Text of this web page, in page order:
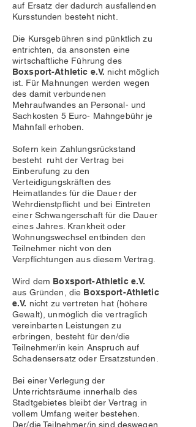
auf Ersatz der dadurch ausfallenden
Kursstunden besteht nicht.
Die Kursgebühren sind pünktlich zu
entrichten, da ansonsten eine
wirtschaftliche Führung des
Boxsport-Athletic e.V. nicht möglich
ist. Für Mahnungen werden wegen
des damit verbundenen
Mehraufwandes an Personal- und
Sachkosten 5 Euro- Mahngebühr je
Mahnfall erhoben.
Sofern kein Zahlungsrückstand
besteht ruht der Vertrag bei
Einberufung zu den
Verteidigungskräften des
Heimatlandes für die Dauer der
Wehrdienstpflicht und bei Eintreten
einer Schwangerschaft für die Dauer
eines Jahres. Krankheit oder
Wohnungswechsel entbinden den
Teilnehmer nicht von den
Verpflichtungen aus diesem Vertrag.
Wird dem Boxsport-Athletic e.V.
aus Gründen, die Boxsport-Athletic
e.V. nicht zu vertreten hat (höhere
Gewalt), unmöglich die vertraglich
vereinbarten Leistungen zu
erbringen, besteht für den/die
Teilnehmer/in kein Anspruch auf
Schadensersatz oder Ersatzstunden.
Bei einer Verlegung der
Unterrichtsräume innerhalb des
Stadtgebietes bleibt der Vertrag in
vollem Umfang weiter bestehen.
Der/die Teilnehmer/in sind deswegen